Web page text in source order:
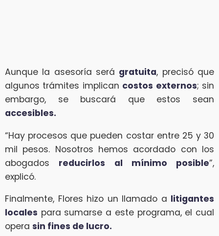
Aunque la asesoría será gratuita, precisó que
algunos trámites implican costos externos; sin
embargo, se buscará que estos sean
accesibles.
“Hay procesos que pueden costar entre 25 y 30
mil pesos. Nosotros hemos acordado con los
abogados reducirlos al mínimo posible”,
explicó.
Finalmente, Flores hizo un llamado a litigantes
locales para sumarse a este programa, el cual
opera sin fines de lucro.